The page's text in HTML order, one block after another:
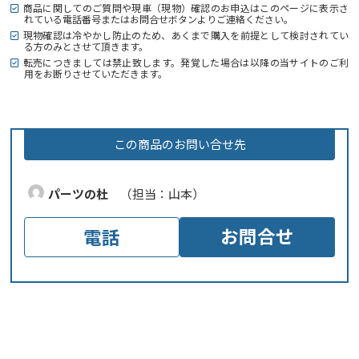
商品に関してのご質問や現車（現物）確認のお申込はこのページに表示さ
れている電話番号またはお問合せボタンよりご連絡ください。
現物確認は冷やかし防止のため、あくまで購入を前提として検討されてい
る方のみとさせて頂きます。
転売につきましては禁止致します。発覚した場合は以降の当サイトのご利
用をお断りさせていただきます。
この商品のお問い合せ先
パーツの杜 （担当：山本）
電話 お問合せ